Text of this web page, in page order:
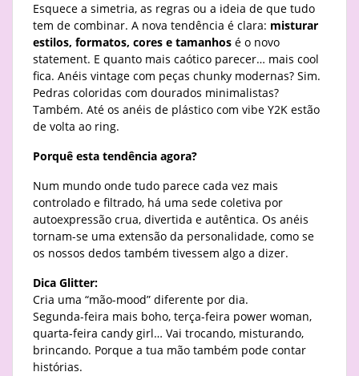
Esquece a simetria, as regras ou a ideia de que tudo
tem de combinar. A nova tendência é clara: misturar
estilos, formatos, cores e tamanhos é o novo
statement. E quanto mais caótico parecer… mais cool
fica. Anéis vintage com peças chunky modernas? Sim.
Pedras coloridas com dourados minimalistas?
Também. Até os anéis de plástico com vibe Y2K estão
de volta ao ring.
Porquê esta tendência agora?
Num mundo onde tudo parece cada vez mais
controlado e filtrado, há uma sede coletiva por
autoexpressão crua, divertida e autêntica. Os anéis
tornam-se uma extensão da personalidade, como se
os nossos dedos também tivessem algo a dizer.
Dica Glitter:
Cria uma “mão-mood” diferente por dia.
Segunda-feira mais boho, terça-feira power woman,
quarta-feira candy girl… Vai trocando, misturando,
brincando. Porque a tua mão também pode contar
histórias.